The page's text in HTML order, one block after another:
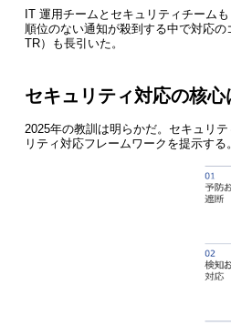
IT 運用チームとセキュリティチーム
順位のない通知が殺到する中で対応
TR）も長引いた。
セキュリティ対応の核
2025年の教訓は明らかだ。セキュリ
リティ対応フレームワークを提示する